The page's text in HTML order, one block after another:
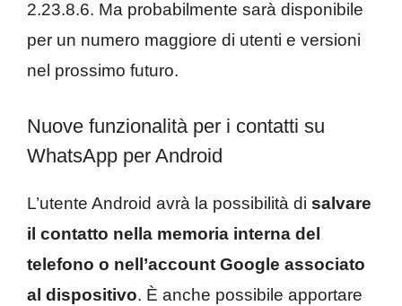
2.23.8.6. Ma probabilmente sarà disponibile
per un numero maggiore di utenti e versioni
nel prossimo futuro.
Nuove funzionalità per i contatti su
WhatsApp per Android
L’utente Android avrà la possibilità di salvare
il contatto nella memoria interna del
telefono o nell’account Google associato
al dispositivo. È anche possibile apportare